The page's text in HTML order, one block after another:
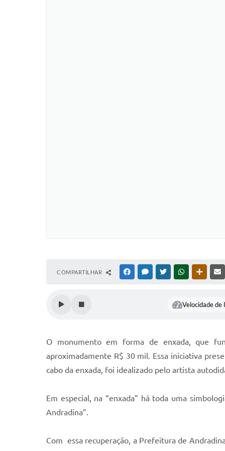
COMPARTILHAR FACEBOOKMESSENGER
TWITTERWHATSAPP
Velocidade de
O monumento em forma de enxada, que
aproximadamente R$ 30 mil. Essa iniciativa
cabo da enxada, foi idealizado pelo artista
Em especial, na “enxada” há toda uma
Andradina”.
Com essa recuperação, a Prefeitura de